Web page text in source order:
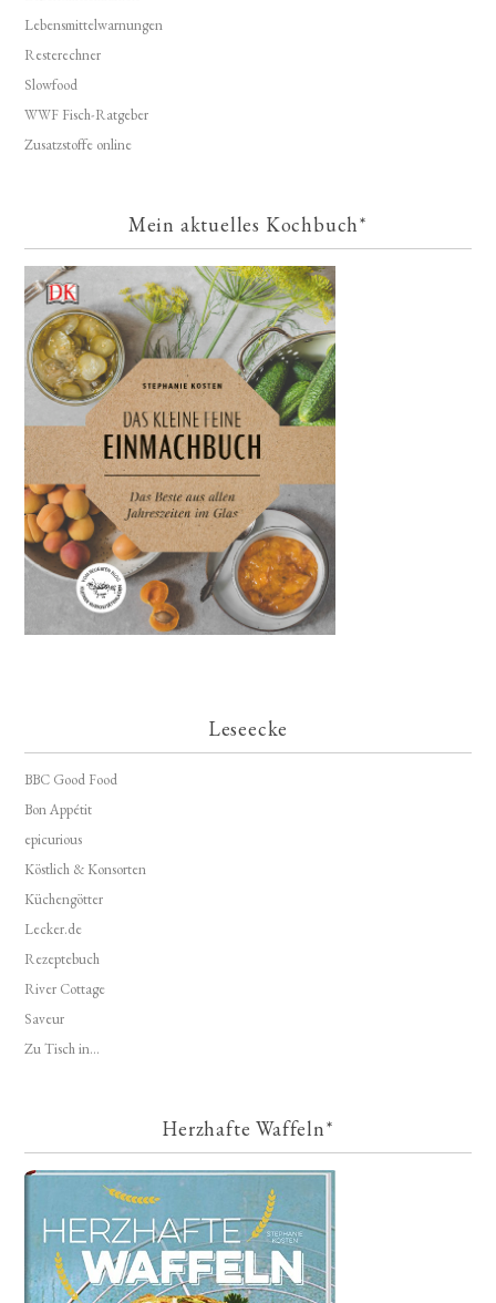
Lebensmittelwarnungen
Resterechner
Slowfood
WWF Fisch-Ratgeber
Zusatzstoffe online
Mein aktuelles Kochbuch*
Leseecke
BBC Good Food
Bon Appétit
epicurious
Köstlich & Konsorten
Küchengötter
Lecker.de
Rezeptebuch
River Cottage
Saveur
Zu Tisch in...
Herzhafte Waffeln*